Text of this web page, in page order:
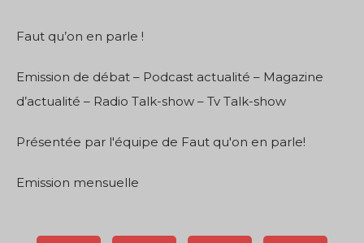
Faut qu’on en parle !
Emission de débat – Podcast actualité – Magazine
d’actualité – Radio Talk-show – Tv Talk-show
Présentée par l'équipe de Faut qu'on en parle!
Emission mensuelle